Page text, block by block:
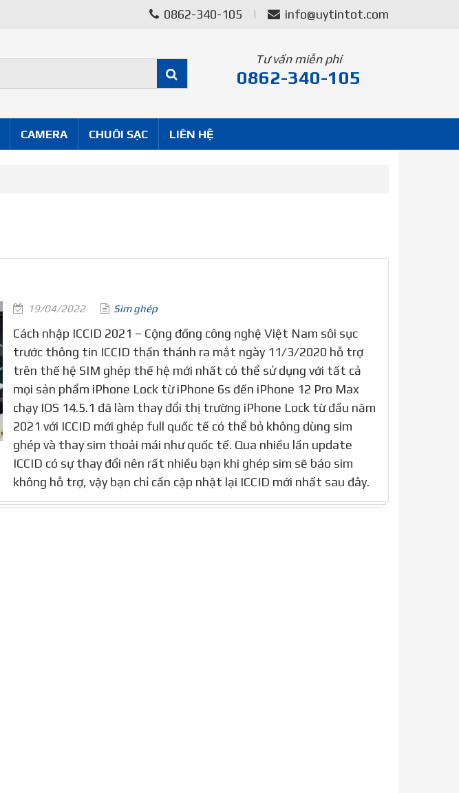
0862-340-105 info@uytintot.com
Tư vấn miễn phí
0862-340-105
CAMERA CHUÔI SẠC LIÊN HỆ
19/04/2022 Sim ghép
Cách nhập ICCID 2021 – Cộng đồng công nghệ Việt Nam sôi sục
trước thông tin ICCID thần thánh ra mắt ngày 11/3/2020 hỗ trợ
trên thế hệ SIM ghép thế hệ mới nhất có thể sử dụng với tất cả
mọi sản phẩm iPhone Lock từ iPhone 6s đến iPhone 12 Pro Max
chạy IOS 14.5.1 đã làm thay đổi thị trường iPhone Lock từ đầu năm
2021 với ICCID mới ghép full quốc tế có thể bỏ không dùng sim
ghép và thay sim thoải mái như quốc tế. Qua nhiều lần update
ICCID có sự thay đổi nên rất nhiều bạn khi ghép sim sẽ báo sim
không hỗ trợ, vậy bạn chỉ cần cập nhật lại ICCID mới nhất sau đây.